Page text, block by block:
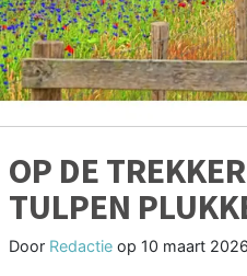
OP DE
TULPEN
Door Redactie op 10 maart